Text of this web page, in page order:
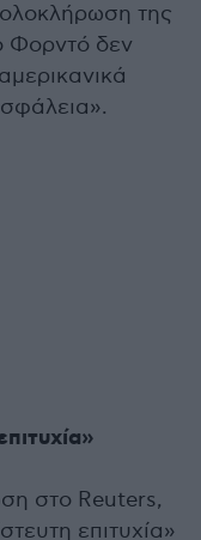
της
Φορντό δεν
στο Reuters,
επιτυχία»